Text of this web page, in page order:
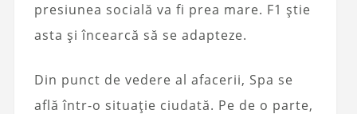
presiunea socială va fi prea mare. F1 știe
asta și încearcă să se adapteze.
Din punct de vedere al afacerii, Spa se
află într-o situație ciudată. Pe de o parte,